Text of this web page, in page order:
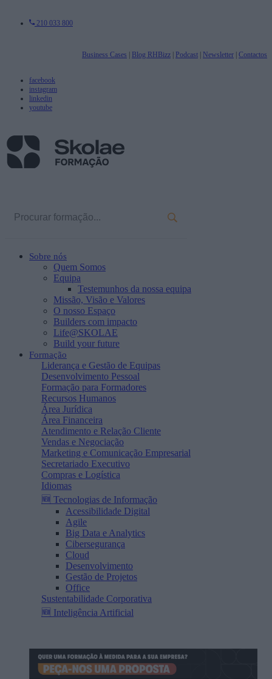
210 033 800
Business Cases Blog RHBizz Podcast Newsletter Contactos
facebook
instagram
linkedin
youtube
Sobre nós
Quem Somos
Equipa
Testemunhos da nossa equipa
Missão, Visão e Valores
O nosso Espaço
Builders com impacto
Life@SKOLAE
Build your future
Formação
Liderança e Gestão de Equipas
Desenvolvimento Pessoal
Formação para Formadores
Recursos Humanos
Área Jurídica
Área Financeira
Atendimento e Relação Cliente
Vendas e Negociação
Marketing e Comunicação Empresarial
Secretariado Executivo
Compras e Logística
Idiomas
🆕 Tecnologias de Informação
Acessibilidade Digital
Agile
Big Data e Analytics
Cibersegurança
Cloud
Desenvolvimento
Gestão de Projetos
Office
Sustentabilidade Corporativa
🆕 Inteligência Artificial